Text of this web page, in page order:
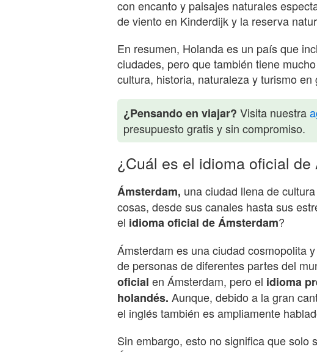
con encanto y paisajes naturales
de viento en Kinderdijk y la reserva
En resumen, Holanda es un país que
ciudades, pero que también tiene
cultura, historia, naturaleza y turismo en
¿Pensando en viajar? Visita nuestra
presupuesto gratis y sin compromiso.
¿Cuál es el idioma oficial de
Ámsterdam, una ciudad llena de
cosas, desde sus canales hasta sus
el idioma oficial de Ámsterdam?
Ámsterdam es una ciudad cosmopolita
de personas de diferentes partes del
oficial en Ámsterdam, pero el idioma
holandés. Aunque, debido a la gran
el inglés también es ampliamente
Sin embargo, esto no significa que solo